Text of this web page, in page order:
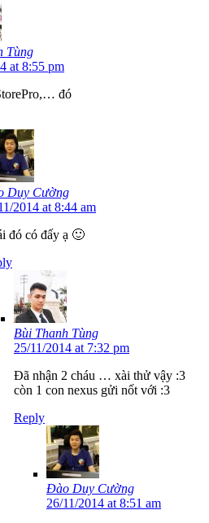
Tùng
at 8:55 pm
đó
Duy Cường
2014 at 8:44 am
đó có đấy ạ 🙂
Bùi Thanh Tùng
25/11/2014 at 7:32 pm
Đã nhận 2 cháu … xài thử vậy :3
còn 1 con nexus gửi nốt với :3
Reply
Đào Duy Cường
26/11/2014 at 8:51 am